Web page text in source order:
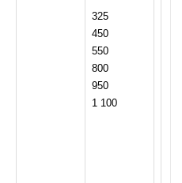
325
450
550
800
950
1 100